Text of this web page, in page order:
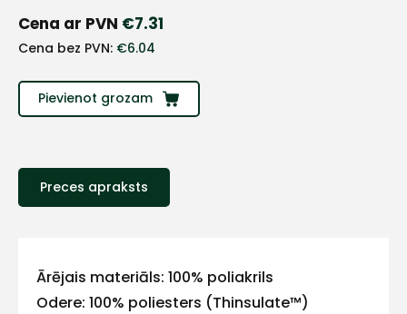
Cena ar PVN €7.31
Cena bez PVN: €6.04
Pievienot grozam
Preces apraksts
Ārējais materiāls: 100% poliakrils
Odere: 100% poliesters (Thinsulate™)
Vārds
+